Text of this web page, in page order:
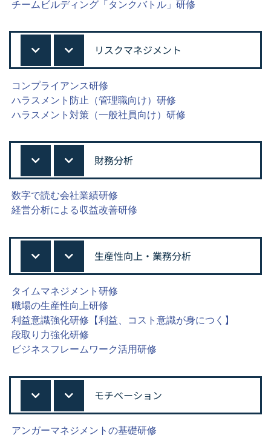
チームビルディング「タンクバトル」研修
リスクマネジメント
コンプライアンス研修
ハラスメント防止（管理職向け）研修
ハラスメント対策（一般社員向け）研修
財務分析
数字で読む会社業績研修
経営分析による収益改善研修
生産性向上・業務分析
タイムマネジメント研修
職場の生産性向上研修
利益意識強化研修【利益、コスト意識が身につく】
段取り力強化研修
ビジネスフレームワーク活用研修
モチベーション
アンガーマネジメントの基礎研修